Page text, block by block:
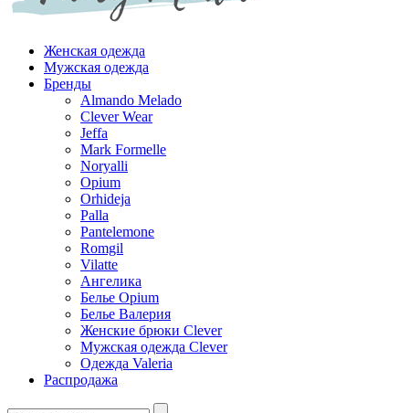
Женская одежда
Мужская одежда
Бренды
Almando Melado
Clever Wear
Jeffa
Mark Formelle
Noryalli
Opium
Orhideja
Palla
Pantelemone
Romgil
Vilatte
Ангелика
Белье Opium
Белье Валерия
Женские брюки Clever
Мужская одежда Clever
Одежда Valeria
Распродажа